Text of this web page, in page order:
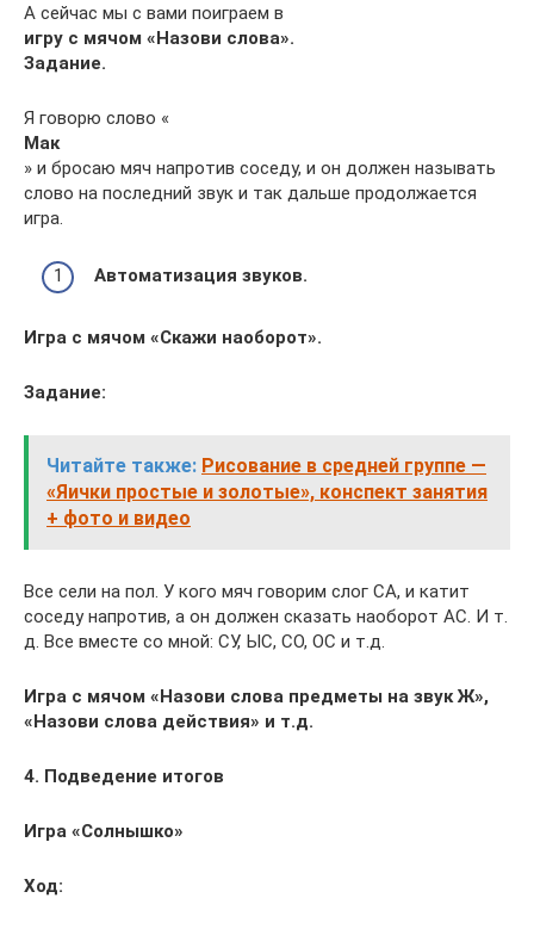
А сейчас мы с вами поиграем в
игру с мячом «Назови слова».
Задание.
Я говорю слово «
Мак
» и бросаю мяч напротив соседу, и он должен называть
слово на последний звук и так дальше продолжается
игра.
Автоматизация звуков.
Игра с мячом «Скажи наоборот».
Задание:
Читайте также: Рисование в средней группе —
«Яички простые и золотые», конспект занятия
+ фото и видео
Все сели на пол. У кого мяч говорим слог СА, и катит
соседу напротив, а он должен сказать наоборот АС. И т.
д. Все вместе со мной: СУ, ЫС, СО, ОС и т.д.
Игра с мячом «Назови слова предметы на звук Ж»,
«Назови слова действия» и т.д.
4. Подведение итогов
Игра «Солнышко»
Ход: